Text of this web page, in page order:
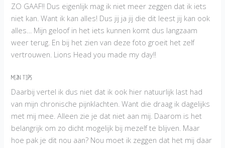
ZO GAAF!! Dus eigenlijk mag ik niet meer zeggen dat ik iets
niet kan. Want ik kan alles! Dus jij ja jij die dit leest jij kan ook
alles… Mijn geloof in het iets kunnen komt dus langzaam
weer terug. En bij het zien van deze foto groeit het zelf
vertrouwen. Lions Head you made my day!!
Mijn TIPS
Daarbij vertel ik dus niet dat ik ook hier natuurlijk last had
van mijn chronische pijnklachten. Want die draag ik dagelijks
met mij mee. Alleen zie je dat niet aan mij. Daarom is het
belangrijk om zo dicht mogelijk bij mezelf te blijven. Maar
hoe pak je dit nou aan? Nou moet ik zeggen dat het mij daar